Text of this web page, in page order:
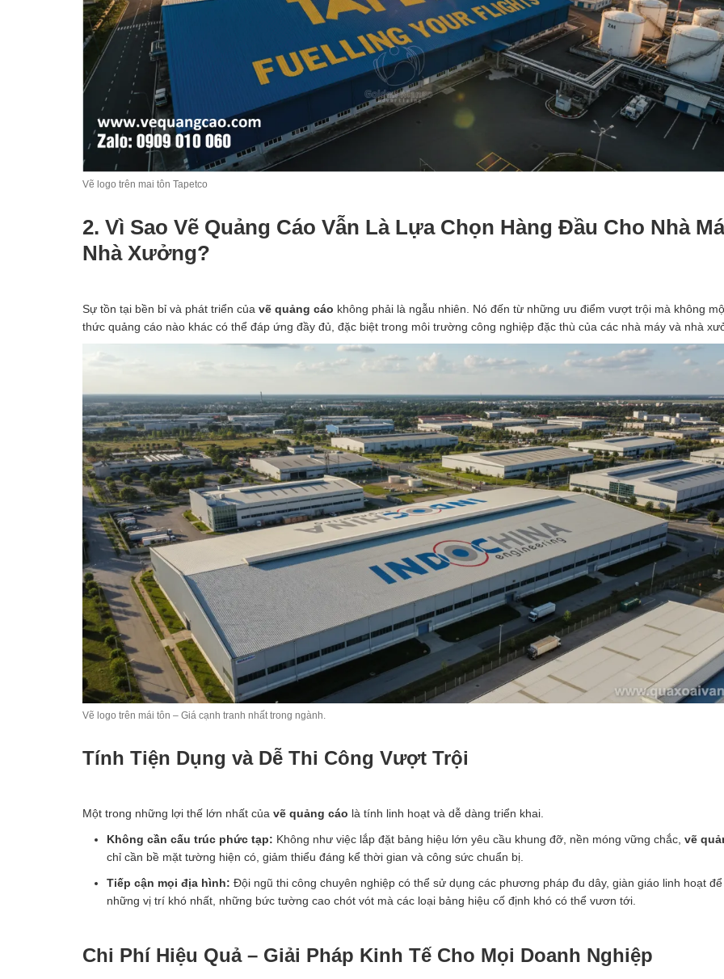
Vẽ logo trên mai tôn Tapetco
2. Vì Sao Vẽ Quảng Cáo Vẫn Là Lựa Chọn Hàng Đầu Cho Nhà
Nhà Xưởng?
Sự tồn tại bền bỉ và phát triển của vẽ quảng cáo không phải là ngẫu nhiên. Nó đến từ những ưu điểm vượt trội mà không
thức quảng cáo nào khác có thể đáp ứng đầy đủ, đặc biệt trong môi trường công nghiệp đặc thù của các nhà máy và nhà
Vẽ logo trên mái tôn – Giá cạnh tranh nhất trong ngành.
Tính Tiện Dụng và Dễ Thi Công Vượt Trội
Một trong những lợi thế lớn nhất của vẽ quảng cáo là tính linh hoạt và dễ dàng triển khai.
Không cần cấu trúc phức tạp: Không như việc lắp đặt bảng hiệu lớn yêu cầu khung đỡ, nền móng vững chắc, vẽ
chỉ cần bề mặt tường hiện có, giảm thiểu đáng kể thời gian và công sức chuẩn bị.
Tiếp cận mọi địa hình: Đội ngũ thi công chuyên nghiệp có thể sử dụng các phương pháp đu dây, giàn giáo linh hoạt
những vị trí khó nhất, những bức tường cao chót vót mà các loại bảng hiệu cố định khó có thể vươn tới.
Chi Phí Hiệu Quả – Giải Pháp Kinh Tế Cho Mọi Doanh Nghiệp